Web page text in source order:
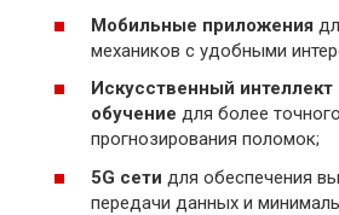
Мобильные приложения
механиков с удобными
Искусственный
обучение для более
прогнозирования поломок;
5G сети для обеспечения
передачи данных и